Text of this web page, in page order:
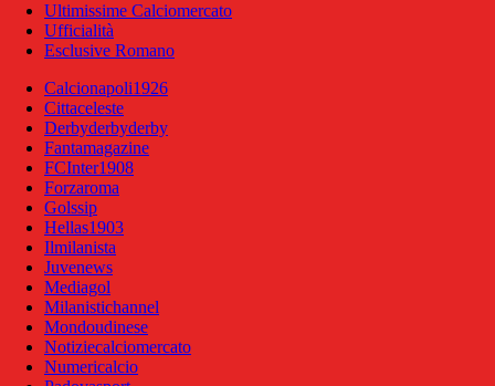
Ultimissime Calciomercato
Ufficialità
Esclusive Romano
Calcionapoli1926
Cittaceleste
Derbyderbyderby
Fantamagazine
FCInter1908
Forzaroma
Golssip
Hellas1903
Ilmilanista
Juvenews
Mediagol
Milanistichannel
Mondoudinese
Notiziecalciomercato
Numericalcio